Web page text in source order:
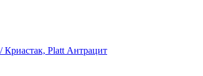
Криастак, Platt Антрацит